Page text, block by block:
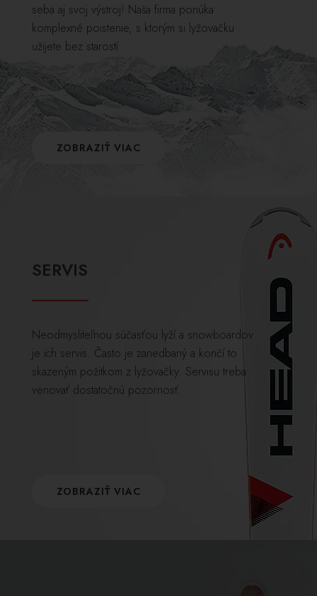
seba aj svoj výstroj! Naša firma ponúka
komplexné poistenie, s ktorým si lyžovačku
užijete bez starostí.
ZOBRAZIŤ VIAC
SERVIS
Neodmysliteľnou súčasťou lyží a snowboardov
je ich servis. Často je zanedbaný a končí to
skazeným požitkom z lyžovačky. Servisu treba
venovať dostatočnú pozornosť.
ZOBRAZIŤ VIAC